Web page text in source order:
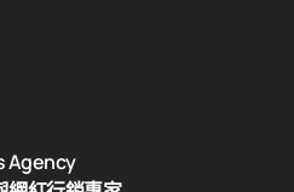
Agency